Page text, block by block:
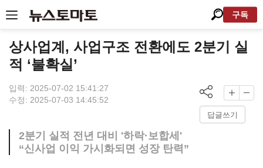
구독
상사업계, 사업구조 전환에도 2분기 실
적 ‘불확실’
입력: 2025-07-02 15:41:27
수정: 2025-07-03 14:45:52
답글쓰기
2분기 실적 전년 대비 '하락·보합세'
“신사업 이익 가시화되면 성장 탄력”